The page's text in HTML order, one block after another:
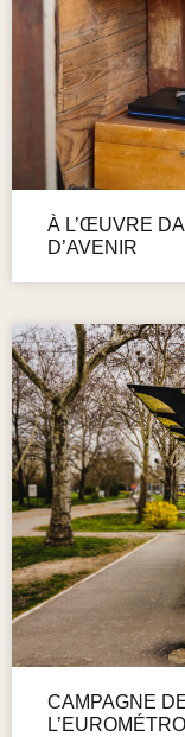
À L’ŒUVRE
D’AVENIR
CAMPAGNE